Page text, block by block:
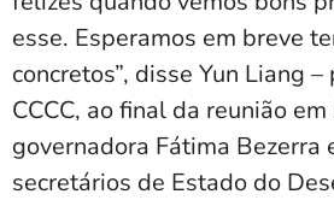
esse. Esperamos em breve
concretos”, disse Yun Liang
CCCC, ao final da reunião
governadora Fátima Bezerra
secretários de Estado do